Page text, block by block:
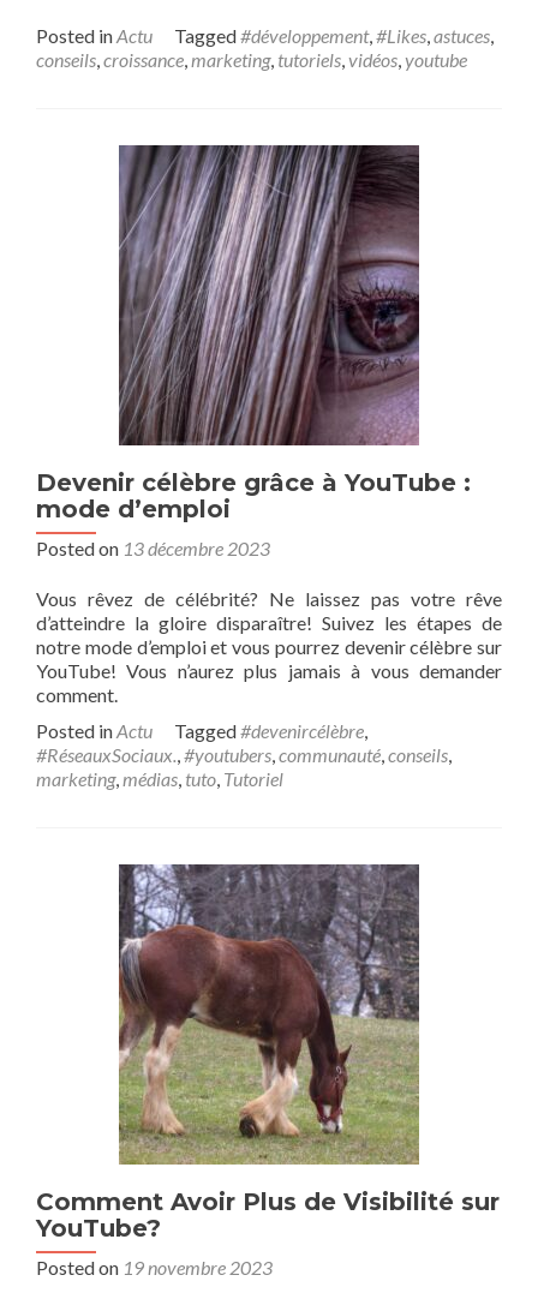
Posted inActu Tagged#développement,#Likes,astuces,
conseils,croissance,marketing, tutoriels,vidéos,youtube
Devenir célèbre grâce à YouTube :
mode d’emploi
Posted on 13 décembre 2023
Vous rêvez de célébrité? Ne laissez pas votre rêve
d’atteindre la gloire disparaître! Suivez les étapes de
notre mode d’emploi et vous pourrez devenir célèbre sur
YouTube! Vous n’aurez plus jamais à vous demander
comment.
Posted inActu Tagged#devenircélèbre,
#RéseauxSociaux.,#youtubers,communauté,conseils,
marketing,médias, tuto, Tutoriel
Comment Avoir Plus de Visibilité sur
YouTube?
Posted on 19 novembre 2023